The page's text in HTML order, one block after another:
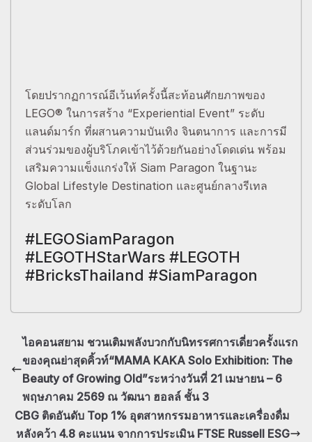
โดยปรากฏการณ์อีเว้นท์ครั้งนี้สะท้อนศักยภาพของ
LEGO® ในการสร้าง “Experiential Event” ระดับ
แลนด์มาร์ก ที่ผสานความบันเทิง จินตนาการ และการมี
ส่วนร่วมของผู้บริโภคเข้าไว้ด้วยกันอย่างโดดเด่น พร้อม
เสริมความแข็งแกร่งให้ Siam Paragon ในฐานะ
Global Lifestyle Destination และศูนย์กลางรีเทล
ระดับโลก
#LEGOSiamParagon
#LEGOTHStarWars #LEGOTH
#BricksThailand #SiamParagon
ไอคอนสยาม ชวนเติมพลังบวกกับนิทรรศการเดี่ยวครั้งแรก
ของคุณย่าสุดคิ้วท์“MAMA KAKA Solo Exhibition: The
Beauty of Growing Old”ระหว่างวันที่ 21 เมษายน – 6
พฤษภาคม 2569 ณ วัฒนา ฮอลล์ ชั้น 3
CBG ติดอันดับ Top 1% อุตสาหกรรมอาหารและเครื่องดื่ม
หลังคว้า 4.8 คะแนน จากการประเมิน FTSE Russell ESG